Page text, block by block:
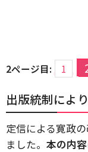
2ページ目: 1
出版統制によ
定信による寛政
ました。 本の内